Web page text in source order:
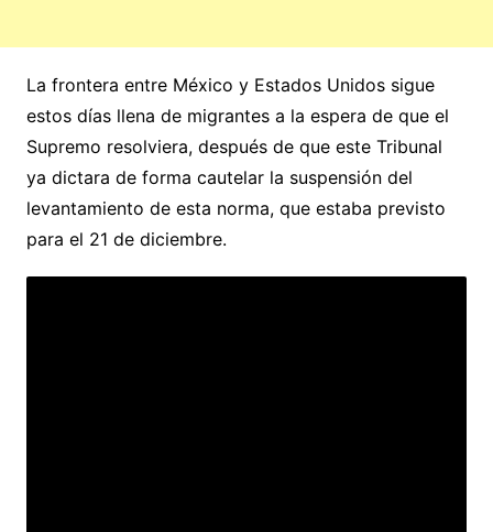
La frontera entre México y Estados Unidos sigue
estos días llena de migrantes a la espera de que el
Supremo resolviera, después de que este Tribunal
ya dictara de forma cautelar la suspensión del
levantamiento de esta norma, que estaba previsto
para el 21 de diciembre.